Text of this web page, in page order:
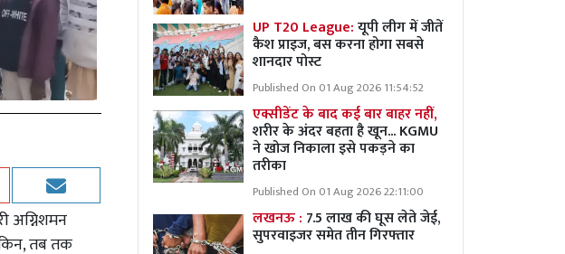
अग्निशमन
तब तक
UP T20 League:यूपी लीग में जीतें
कैश प्राइज, बस करना होगा सबसे
शानदार पोस्ट
Published On 01 Aug 2026 11:54:52
एक्सीडेंट के बाद कई बार बाहर नहीं,
शरीर के अंदर बहता है खून... KGMU
ने खोज निकाला इसे पकड़ने का
तरीका
Published On 01 Aug 2026 22:11:00
लखनऊ : 7.5 लाख की घूस लेते जेई,
सुपरवाइजर समेत तीन गिरफ्तार